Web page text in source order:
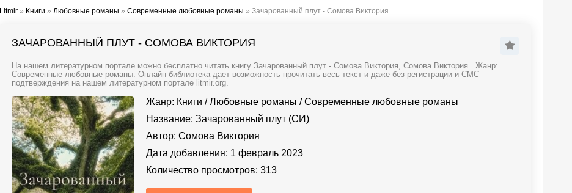
Litmir » Книги » Любовные романы » Современные любовные романы » Зачарованный плут - Сомова Виктория
ЗАЧАРОВАННЫЙ ПЛУТ - СОМОВА ВИКТОРИЯ
На нашем литературном портале можно бесплатно читать книгу Зачарованный плут - Сомова Виктория, Сомова Виктория . Жанр:
Современные любовные романы. Онлайн библиотека дает возможность прочитать весь текст и даже без регистрации и СМС
подтверждения на нашем литературном портале litmir.org.
Жанр: Книги /Любовные романы /Современные любовные романы
Название: Зачарованный плут (СИ)
Автор: Сомова Виктория
Дата добавления: 1 февраль 2023
Количество просмотров: 313